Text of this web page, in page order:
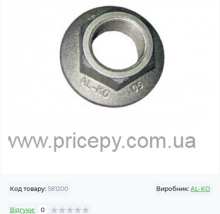
Код товару: 581200 Виробник: AL-KO
Відгуки: 0